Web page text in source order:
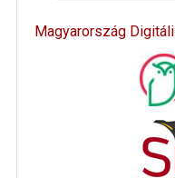
Magyarország